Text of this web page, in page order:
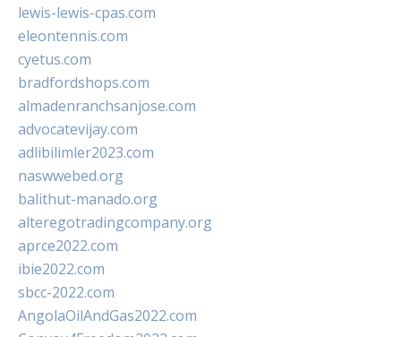
lewis-lewis-cpas.com
eleontennis.com
cyetus.com
bradfordshops.com
almadenranchsanjose.com
advocatevijay.com
adlibilimler2023.com
naswwebed.org
balithut-manado.org
alteregotradingcompany.org
aprce2022.com
ibie2022.com
sbcc-2022.com
AngolaOilAndGas2022.com